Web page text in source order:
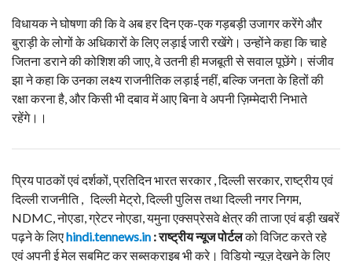
विधायक ने घोषणा की कि वे अब हर दिन एक-एक गड़बड़ी उजागर करेंगे और
बुराड़ी के लोगों के अधिकारों के लिए लड़ाई जारी रखेंगे। उन्होंने कहा कि चाहे
जितना डराने की कोशिश की जाए, वे उतनी ही मजबूती से सवाल पूछेंगे। संजीव
झा ने कहा कि उनका लक्ष्य राजनीतिक लड़ाई नहीं, बल्कि जनता के हितों की
रक्षा करना है, और किसी भी दबाव में आए बिना वे अपनी ज़िम्मेदारी निभाते
रहेंगे।।
प्रिय पाठकों एवं दर्शकों, प्रतिदिन भारत सरकार , दिल्ली सरकार, राष्ट्रीय एवं
दिल्ली राजनीति , दिल्ली मेट्रो, दिल्ली पुलिस तथा दिल्ली नगर निगम,
NDMC, नोएडा, ग्रेटर नोएडा, यमुना एक्सप्रेसवे क्षेत्र की ताजा एवं बड़ी खबरें
पढ़ने के लिएhindi.tennews.in : राष्ट्रीय न्यूज पोर्टलको विजिट करते रहे
एवं अपनी ई मेल सबमिट कर सब्सक्राइब भी करे। विडियो न्यूज़ देखने के लिए